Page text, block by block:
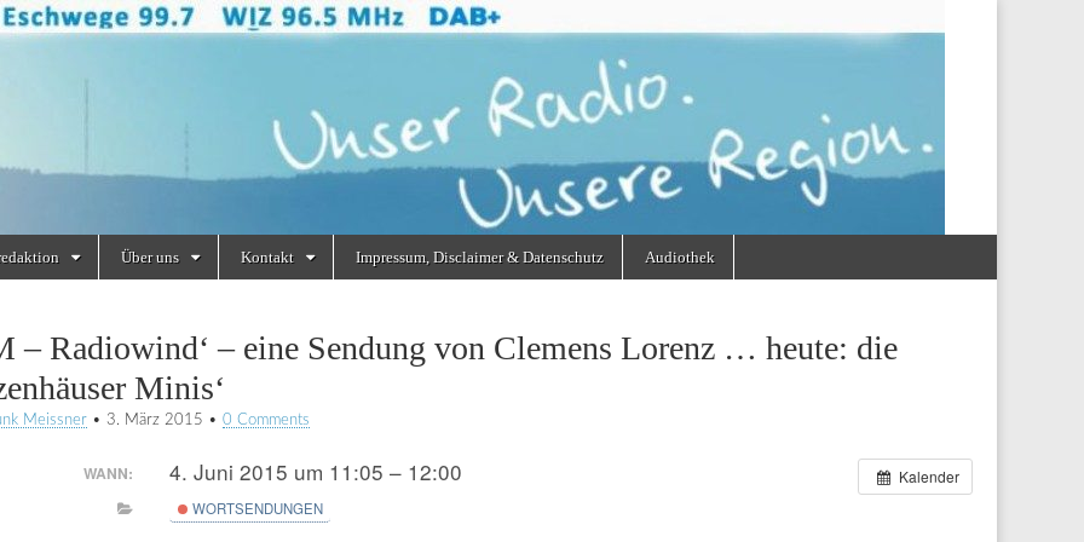
Über uns Kontakt Impressum, Disclaimer & Datenschutz Audiothek
– Radiowind‘ – eine Sendung von Clemens Lorenz … heute: die
Minis‘
Meissner • 3. März 2015 • 0 Comments
Kalender
WANN: 4. Juni 2015 um 11:05 – 12:00
WORTSENDUNGEN